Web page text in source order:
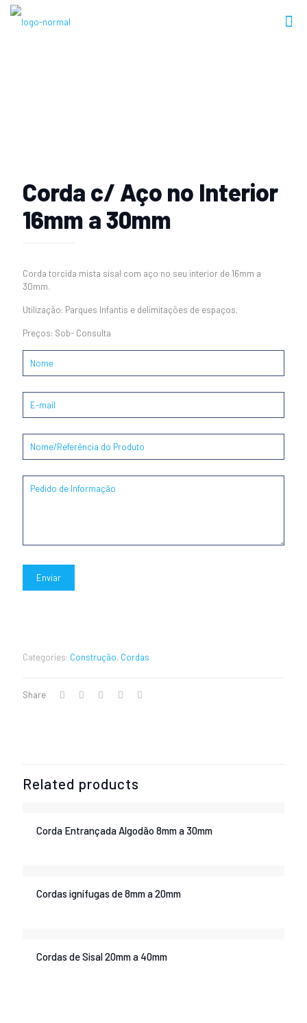
Corda c/ Aço no Interior
16mm a 30mm
Corda torcida mista sisal com aço no seu interior de 16mm a
30mm.
Utilização: Parques Infantis e delimitações de espaços.
Preços: Sob- Consulta
Categories: Construção, Cordas
Share
Related products
Corda Entrançada Algodão 8mm a 30mm
Cordas ignífugas de 8mm a 20mm
Cordas de Sisal 20mm a 40mm